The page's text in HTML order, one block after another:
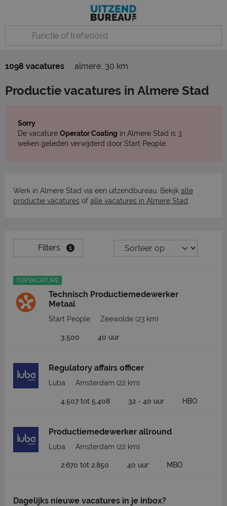
1098 vacatures almere, 30 km
Productie vacatures in Almere Stad
Sorry
De vacature Operator Coating in Almere Stad is 3
weken geleden verwijderd door Start People.
Werk in Almere Stad via een uitzendbureau. Bekijk alle
productie vacatures of alle vacatures in Almere Stad
Filters 1
TOPVACATURE
Technisch Productiemedewerker
Metaal
Start People Zeewolde (23 km)
3.500 40 uur
Regulatory affairs officer
Luba Amsterdam (22 km)
4.507 tot 5.408 32 - 40 uur HBO
Productiemedewerker allround
Luba Amsterdam (22 km)
2.670 tot 2.850 40 uur MBO
Dagelijks nieuwe vacatures in je inbox?